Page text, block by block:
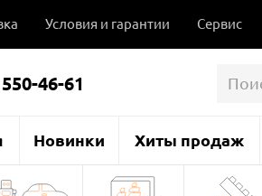
Условия и гарантии Сервис
46-61
Новинки Хиты продаж